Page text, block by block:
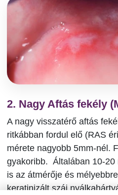
2. Nagy Aftás fekély
A nagy visszatérő aftás
ritkábban fordul elő (RAS
mérete nagyobb 5mm-nél.
gyakoribb. Általában 10-20
is az átmérője és
keratinizált száj